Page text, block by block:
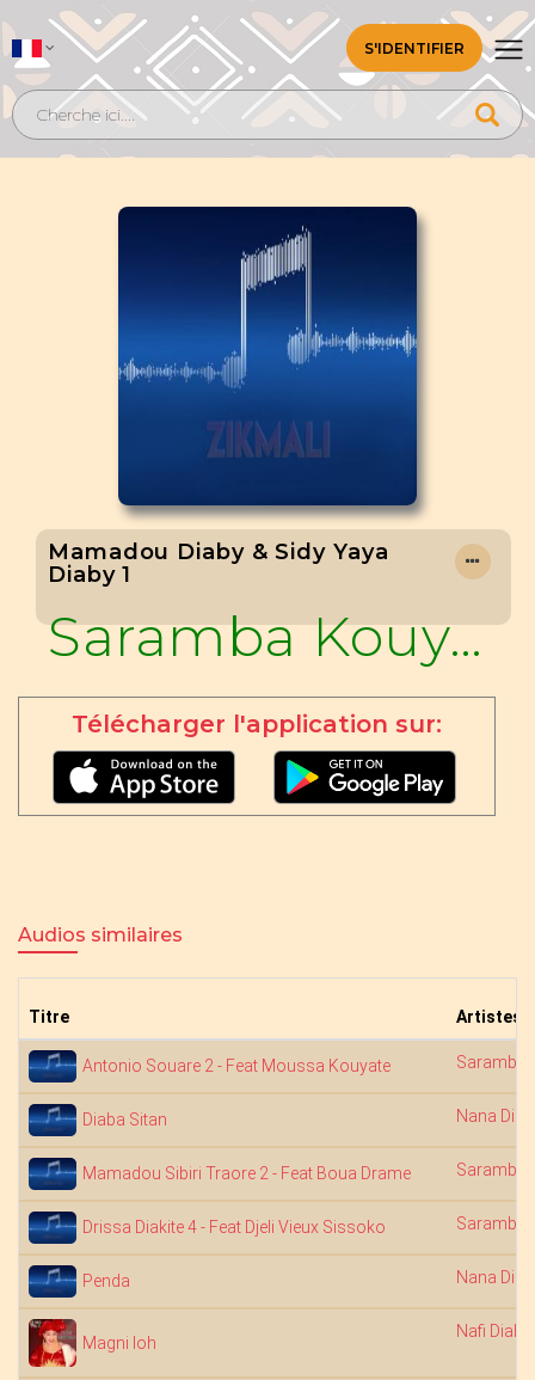
S'IDENTIFIER
Mamadou Diaby & Sidy Yaya
Diaby 1
Saramba Kouyaté
Télécharger l'application sur:
Audios similaires
Titre Artistes
Antonio Souare 2 - Feat Moussa Kouyate Saramba
Diaba Sitan Nana
Mamadou Sibiri Traore 2 - Feat Boua Drame Saramba
Drissa Diakite 4 - Feat Djeli Vieux Sissoko Saramba
Penda Nana
Magni loh
Nafi